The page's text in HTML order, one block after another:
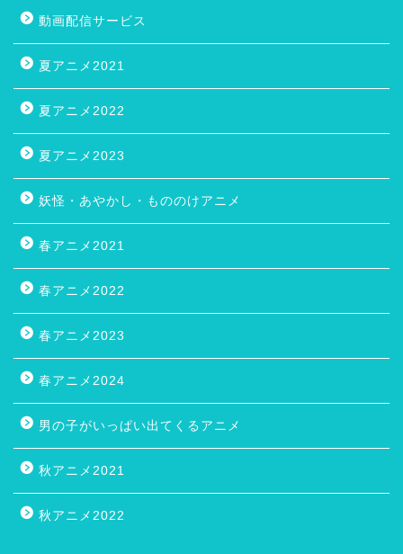
動画配信サービス
夏アニメ2021
夏アニメ2022
夏アニメ2023
妖怪・あやかし・もののけアニメ
春アニメ2021
春アニメ2022
春アニメ2023
春アニメ2024
男の子がいっぱい出てくるアニメ
秋アニメ2021
秋アニメ2022